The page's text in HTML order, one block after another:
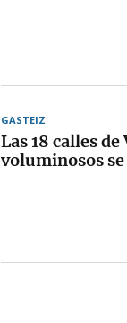
GASTEIZ
Las 18 calles
voluminosos